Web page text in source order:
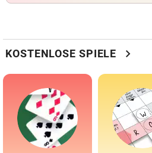
KOSTENLOSE SPIELE chevron_right